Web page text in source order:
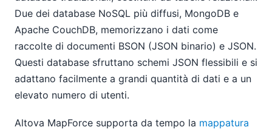
Due dei database NoSQL più diffusi, MongoDB e
Apache CouchDB, memorizzano i dati come
raccolte di documenti BSON (JSON binario) e JSON.
Questi database sfruttano schemi JSON flessibili e si
adattano facilmente a grandi quantità di dati e a un
elevato numero di utenti.
Altova MapForce supporta da tempo la mappatura